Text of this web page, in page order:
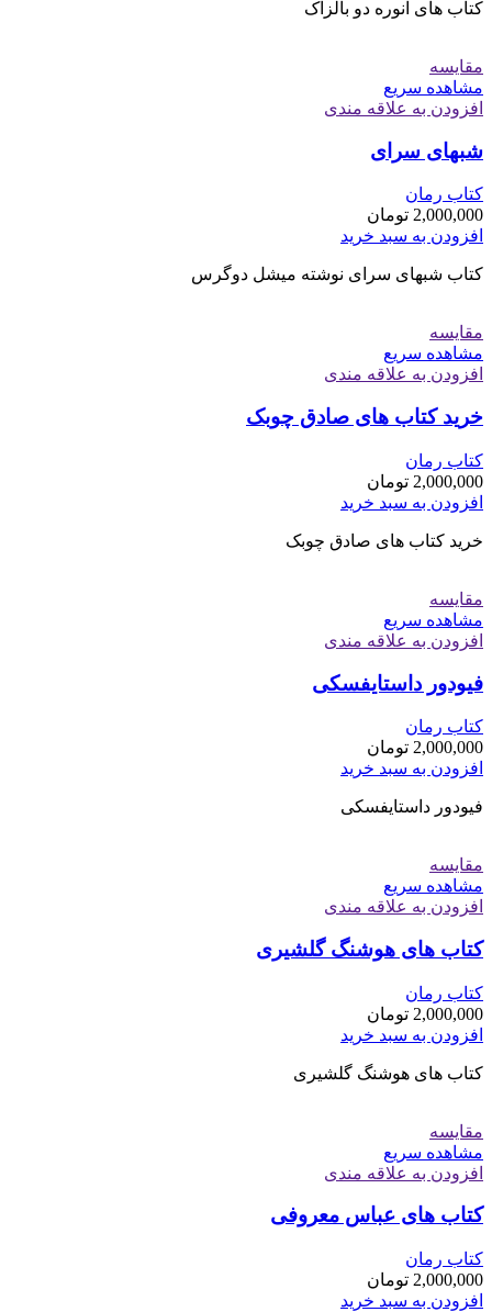
کتاب های انوره دو بالزاک
مقایسه
مشاهده سریع
افزودن به علاقه مندی
شبهای سرای
کتاب رمان
2,000,000 تومان
افزودن به سبد خرید
کتاب شبهای سرای نوشته میشل دوگرس
مقایسه
مشاهده سریع
افزودن به علاقه مندی
خرید کتاب های صادق چوبک
کتاب رمان
2,000,000 تومان
افزودن به سبد خرید
خرید کتاب های صادق چوبک
مقایسه
مشاهده سریع
افزودن به علاقه مندی
فیودور داستایفسکی
کتاب رمان
2,000,000 تومان
افزودن به سبد خرید
فیودور داستایفسکی
مقایسه
مشاهده سریع
افزودن به علاقه مندی
کتاب های هوشنگ گلشیری
کتاب رمان
2,000,000 تومان
افزودن به سبد خرید
کتاب های هوشنگ گلشیری
مقایسه
مشاهده سریع
افزودن به علاقه مندی
کتاب های عباس معروفی
کتاب رمان
2,000,000 تومان
افزودن به سبد خرید